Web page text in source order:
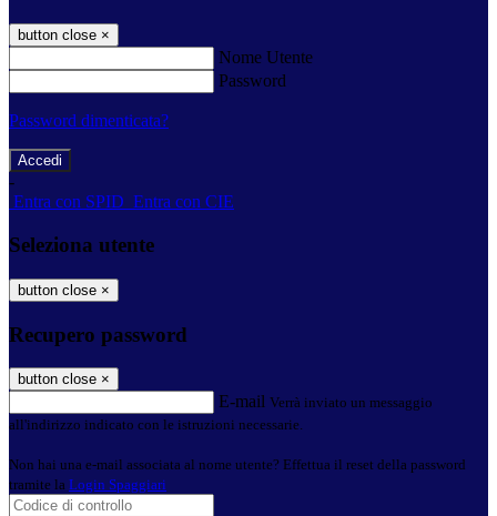
button close ×
Nome Utente
Password
Password dimenticata?
-
Entra con SPID Entra con CIE
Seleziona utente
button close ×
Recupero password
button close ×
E-mail Verrà inviato un messaggio
all'indirizzo indicato con le istruzioni necessarie.
Non hai una e-mail associata al nome utente? Effettua il reset della password
tramite la Login Spaggiari